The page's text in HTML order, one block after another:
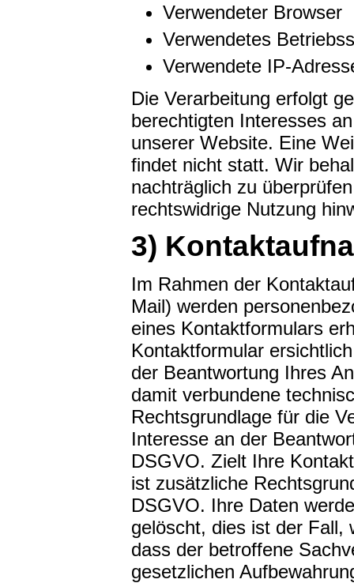
Verwendeter Browser
Verwendetes
Verwendete IP-
Die Verarbeitung erfolgt
berechtigten Interesses
unserer Website. Eine
findet nicht statt. Wir
nachträglich zu
rechtswidrige Nutzung
3)
Im Rahmen der
Mail) werden
eines Kontaktformulars
Kontaktformular
der Beantwortung Ihres
damit verbundene
Rechtsgrundlage für die
Interesse an der
DSGVO. Zielt Ihre
ist zusätzliche
DSGVO. Ihre Daten
gelöscht, dies ist der Fall,
dass der betroffene
gesetzlichen